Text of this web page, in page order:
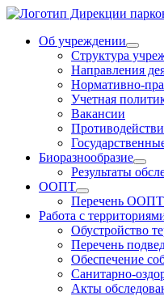
Об учреждении
Структура
Направления
Нормативно-
Учетная
Вакансии
Биоразнообразие
Результаты
ООПТ
Перечень ООПТ
Работа с
Обустройство
Перечень
Обеспечение
Санитарно-
Акты